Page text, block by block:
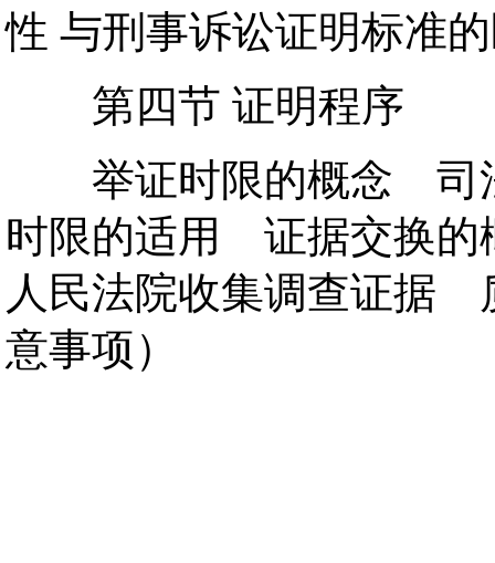
性 与刑事诉讼证明标准
第四节 证明程序
举证时限的概念 司法
时限的适用 证据交换
人民法院收集调查证据
意事项）